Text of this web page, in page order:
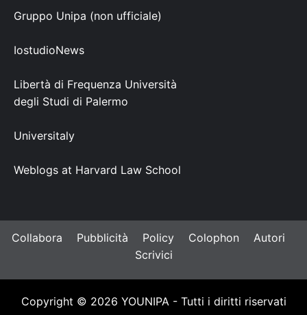
Gruppo Unipa (non ufficiale)
IostudioNews
Libertà di Frequenza Università
degli Studi di Palermo
Universitaly
Weblogs at Harvard Law School
Collabora Pubblicità Policy Colophon
Autori
Scrivici
Copyright © 2026 YOUNIPA - Tutti i diritti riservati